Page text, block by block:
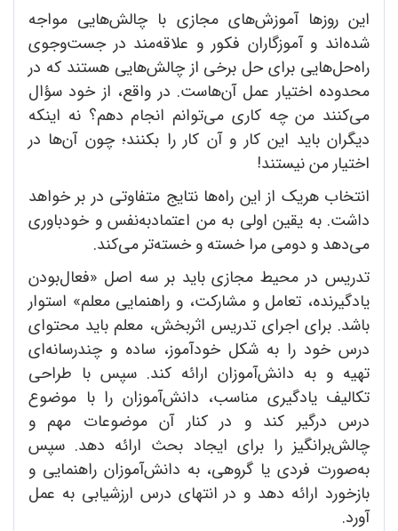
این روزها آموزش‌های مجازی با چالش‌هایی مواجه
شده‌اند و آموزگاران فکور و علاقه‌مند در جست‌وجوی
راه‌حل‌هایی برای حل برخی از چالش‌هایی هستند که در
محدوده اختیار عمل آن‌هاست. در واقع، از خود سؤال
می‌کنند من چه کاری می‌توانم انجام دهم؟ نه اینکه
دیگران باید این کار و آن کار را بکنند؛ چون آن‌ها در
اختیار من نیستند!
انتخاب هریک از این راه‌ها نتایج متفاوتی در بر خواهد
داشت. به یقین اولی به من اعتمادبه‌نفس و خودباوری
می‌دهد و دومی مرا خسته و خسته‌تر می‌کند.
تدریس در محیط مجازی باید بر سه اصل «فعال‌بودن
یادگیرنده، تعامل و مشارکت، و راهنمایی معلم» استوار
باشد. برای اجرای تدریس اثربخش، معلم باید محتوای
درس خود را به شکل خودآموز، ساده و چندرسانه‌ای
تهیه و به دانش‌آموزان ارائه کند. سپس با طراحی
تکالیف یادگیری مناسب، دانش‌آموزان را با موضوع
درس درگیر کند و در کنار آن موضوعات مهم و
چالش‌برانگیز را برای ایجاد بحث ارائه دهد. سپس
به‌صورت فردی یا گروهی، به دانش‌آموزان راهنمایی و
بازخورد ارائه دهد و در انتهای درس ارزشیابی به عمل
آورد.